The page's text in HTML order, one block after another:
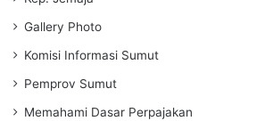
Gallery Photo
Komisi Informasi Sumut
Pemprov Sumut
Memahami Dasar Perpajakan